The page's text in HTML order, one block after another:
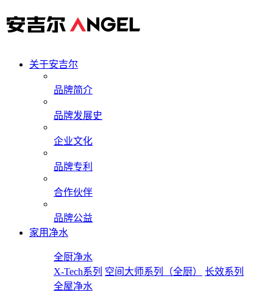
关于安吉尔
品牌简介
品牌发展史
企业文化
品牌专利
合作伙伴
品牌公益
家用净水
全厨净水
X-Tech系列 空间大师系列（全厨）
长效系列
全屋净水